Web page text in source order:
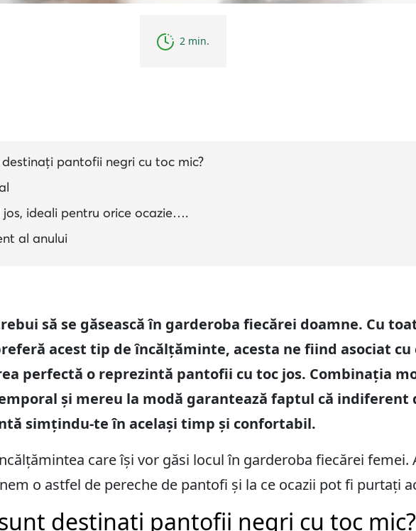
2 min.
pantofii negri cu toc mic?
ideali pentru orice ocazie….
al anului
să se găsească în garderoba fiecărei doamne. Cu
acest tip de încălțăminte, acesta ne fiind asociat
perfectă o reprezintă pantofii cu toc jos. Combinația
și mereu la modă garantează faptul că indiferent
simțindu-te în același timp și confortabil.
care își vor găsi locul în garderoba fiecărei femei.
o astfel de pereche de pantofi și la ce ocazii pot fi purtați
destinați pantofii negri cu toc mic?